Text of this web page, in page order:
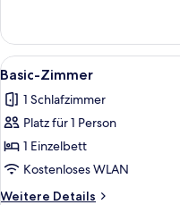
Zimmer,
Mehrere
Betten
Alle
Fotos
für
Basic-
Zimmer
anzeigen
7
Basic-Zimmer
1 Schlafzimmer
Platz für 1 Person
1 Einzelbett
Kostenloses WLAN
Weitere Details
Weitere